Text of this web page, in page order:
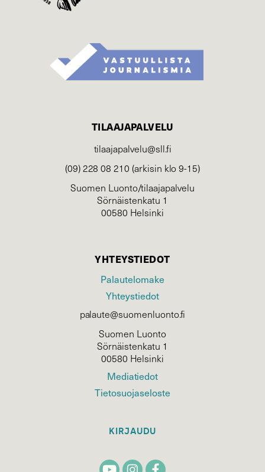
TILAAJAPALVELU
tilaajapalvelu@sll.fi
(09) 228 08 210 (arkisin klo 9-15)
Suomen Luonto/tilaajapalvelu
Sörnäistenkatu 1
00580 Helsinki
YHTEYSTIEDOT
Palautelomake
Yhteystiedot
palaute@suomenluonto.fi
Suomen Luonto
Sörnäistenkatu 1
00580 Helsinki
Mediatiedot
Tietosuojaseloste
KIRJAUDU